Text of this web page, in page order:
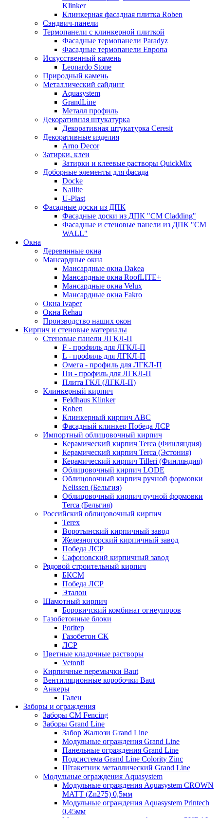
Klinker
Клинкерная фасадная плитка Roben
Сэндвич-панели
Термопанели с клинкерной плиткой
Фасадные термопанели Paradyz
Фасадные термопанели Европа
Искусственный камень
Leonardo Stone
Природный камень
Металлический сайдинг
Aquasystem
GrandLine
Металл профиль
Декоративная штукатурка
Декоративная штукатурка Ceresit
Декоративные изделия
Arno Decor
Затирки, клеи
Затирки и клеевые растворы QuickMix
Доборные элементы для фасада
Docke
Nailite
U-Plast
Фасадные доски из ДПК
Фасадные доски из ДПК "CM Cladding"
Фасадные и стеновые панели из ДПК "CM
WALL"
Окна
Деревянные окна
Мансардные окна
Мансардные окна Dakea
Мансардные окна RoofLITE+
Мансардные окна Velux
Мансардные окна Fakro
Окна Ivaper
Окна Rehau
Производство наших окон
Кирпич и стеновые материалы
Стеновые панели ЛГКЛ-П
F - профиль для ЛГКЛ-П
L - профиль для ЛГКЛ-П
Омега - профиль для ЛГКЛ-П
Пи - профиль для ЛГКЛ-П
Плита ГКЛ (ЛГКЛ-П)
Клинкерный кирпич
Feldhaus Klinker
Roben
Клинкерный кирпич ABC
Фасадный клинкер Победа ЛСР
Импортный облицовочный кирпич
Керамический кирпич Terca (Финляндия)
Керамический кирпич Terca (Эстония)
Керамический кирпич Tilleri (Финляндия)
Облицовочный кирпич LODE
Облицовочный кирпич ручной формовки
Nelissen (Бельгия)
Облицовочный кирпич ручной формовки
Terca (Бельгия)
Российский облицовочный кирпич
Terex
Воротынский кирпичный завод
Железногорский кирпичный завод
Победа ЛСР
Сафоновский кирпичный завод
Рядовой строительный кирпич
БКСМ
Победа ЛСР
Эталон
Шамотный кирпич
Боровичский комбинат огнеупоров
Газобетонные блоки
Poritep
Газобетон СК
ЛСР
Цветные кладочные растворы
Vetonit
Кирпичные перемычки Baut
Вентиляционные коробочки Baut
Анкеры
Гален
Заборы и ограждения
Заборы CM Fencing
Заборы Grand Line
Забор Жалюзи Grand Line
Модульные ограждения Grand Line
Панельные ограждения Grand Line
Подсистема Grand Line Colority Zinc
Штакетник металлический Grand Line
Модульные ограждения Aquasystem
Модульные ограждения Aquasystem CROWN
MATT (Zn275) 0,5мм
Модульные ограждения Aquasystem Printech
0,45мм